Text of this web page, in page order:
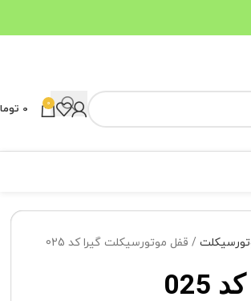
0
0
قفل موتورسیکلت گیرا کد 025